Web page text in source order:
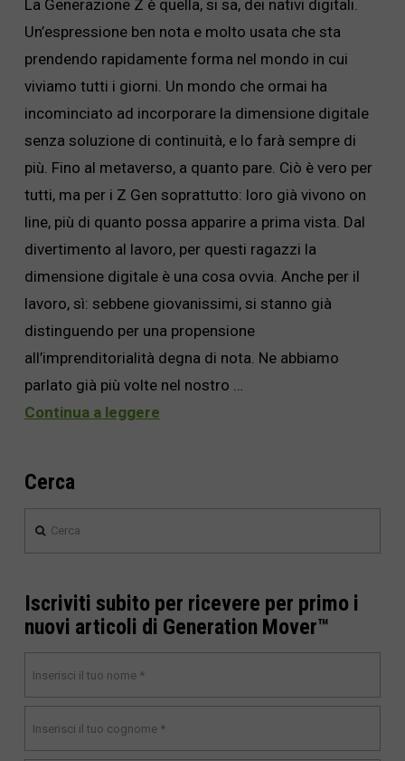
La Generazione Z è quella, si sa, dei nativi digitali.
Un’espressione ben nota e molto usata che sta
prendendo rapidamente forma nel mondo in cui
viviamo tutti i giorni. Un mondo che ormai ha
incominciato ad incorporare la dimensione digitale
senza soluzione di continuità, e lo farà sempre di
più. Fino al metaverso, a quanto pare. Ciò è vero per
tutti, ma per i Z Gen soprattutto: loro già vivono on
line, più di quanto possa apparire a prima vista. Dal
divertimento al lavoro, per questi ragazzi la
dimensione digitale è una cosa ovvia. Anche per il
lavoro, sì: sebbene giovanissimi, si stanno già
distinguendo per una propensione
all’imprenditorialità degna di nota. Ne abbiamo
parlato già più volte nel nostro …
Continua a leggere
Cerca
Iscriviti subito per ricevere per primo i
nuovi articoli di Generation Mover™